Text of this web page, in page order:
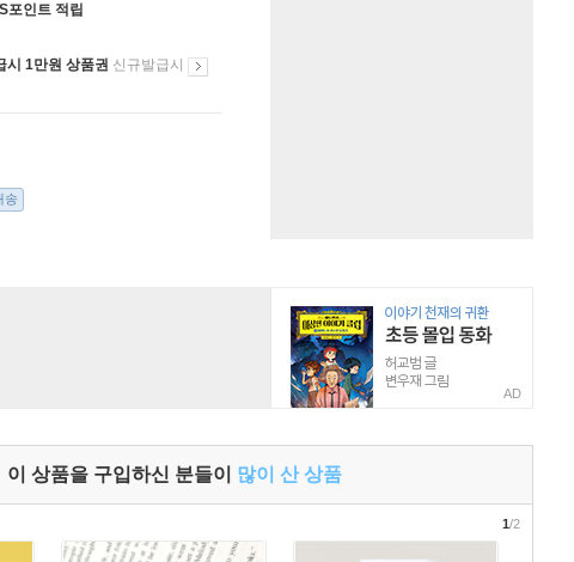
포인트 적립
시 1만원 상품권 신규발급시
송
AD
이 상품을 구입하신 분들이 많이 산 상품
1/2